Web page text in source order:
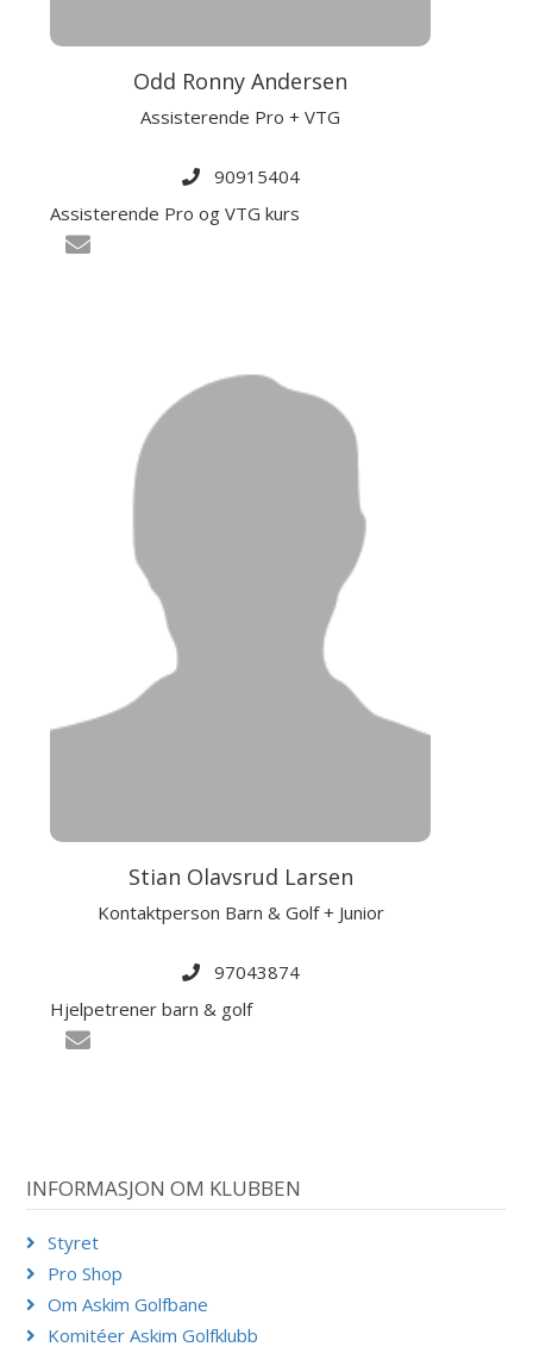
Odd Ronny Andersen
Assisterende Pro + VTG
90915404
Assisterende Pro og VTG kurs
Stian Olavsrud Larsen
Kontaktperson Barn & Golf + Junior
97043874
Hjelpetrener barn & golf
INFORMASJON OM KLUBBEN
Styret
Pro Shop
Om Askim Golfbane
Komitéer Askim Golfklubb